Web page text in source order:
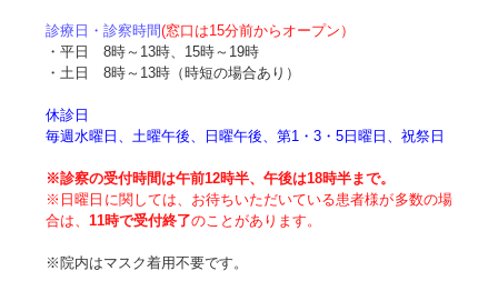
診療日・診察時間(窓口は15分前からオープン）
・平日 8時～13時、15時～19時
・土日 8時～13時（時短の場合あり）
休診日
毎週水曜日、土曜午後、日曜午後、第1・3・5日曜日、祝祭日
※診察の受付時間は午前12時半、午後は18時半まで。
※日曜日に関しては、お待ちいただいている患者様が多数の場
合は、11時で受付終了のことがあります。
※院内はマスク着用不要です。